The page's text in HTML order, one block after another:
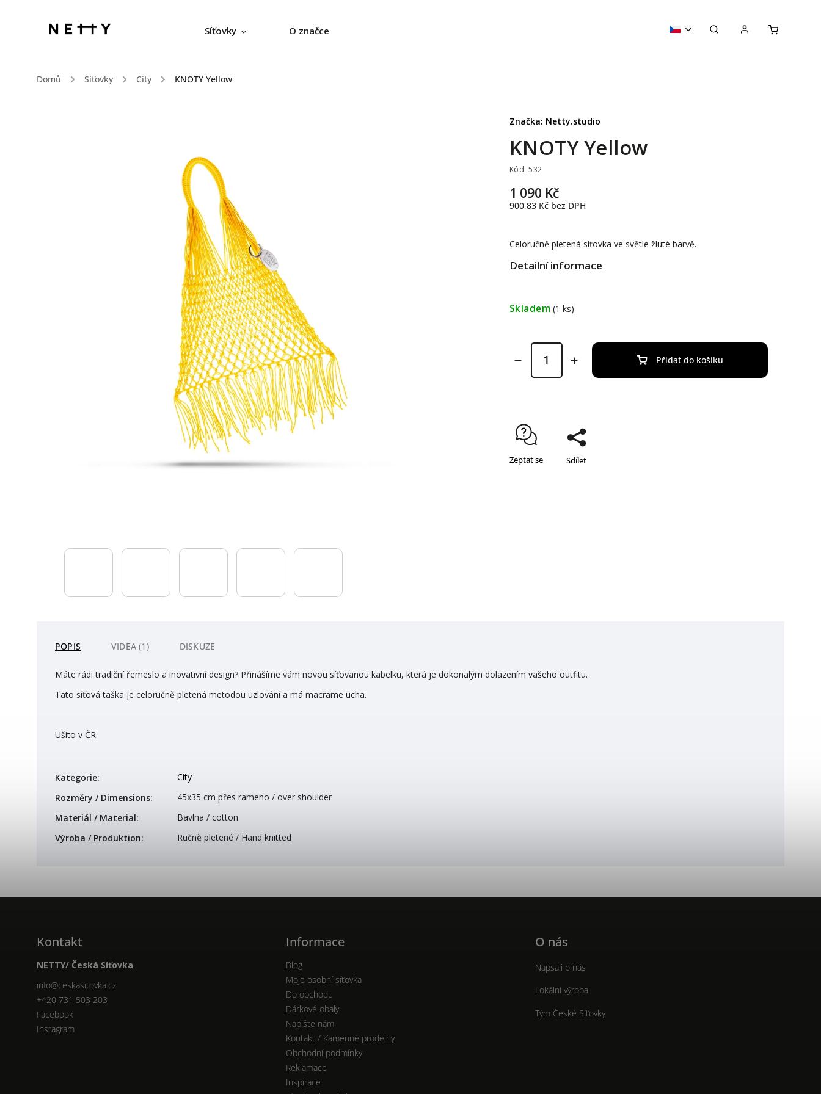
Síťovky O značce
Domů / Síťovky / City / KNOTY Yellow
KNOTY Yellow
Kód: 532
1 090 Kč
900,83 Kč bez DPH
Celoručně pletená síťovka ve světle žluté barvě.
Detailní informace
Značka: Netty.studio
Skladem (1 ks)
Přidat do košíku
Zeptat se Sdílet
POPIS VIDEA (1) DISKUZE
Máte rádi tradiční řemeslo a inovativní design? Přinášíme vám novou síťovanou kabelku, která je dokonalým dolazením vašeho outfitu.
Tato síťová taška je celoručně pletená metodou uzlování a má macrame ucha.
Ušito v ČR.
Kategorie:
City
Rozměry / Dimensions:
45x35 cm přes rameno / over shoulder
Materiál / Material:
Bavlna / cotton
Výroba / Produktion: Ručně pletené / Hand knitted
Kontakt
NETTY/ Česká Síťovka
info@ceskasitovka.cz
+420 731 503 203
Facebook
Instagram
Informace
Blog
Moje osobní síťovka
Do obchodu
Dárkové obaly
Napište nám
Kontakt / Kamenné prodejny
Obchodní podmínky
Reklamace
Inspirace
O nás
Napsali o nás
Lokální výroba
Tým České Síťovky